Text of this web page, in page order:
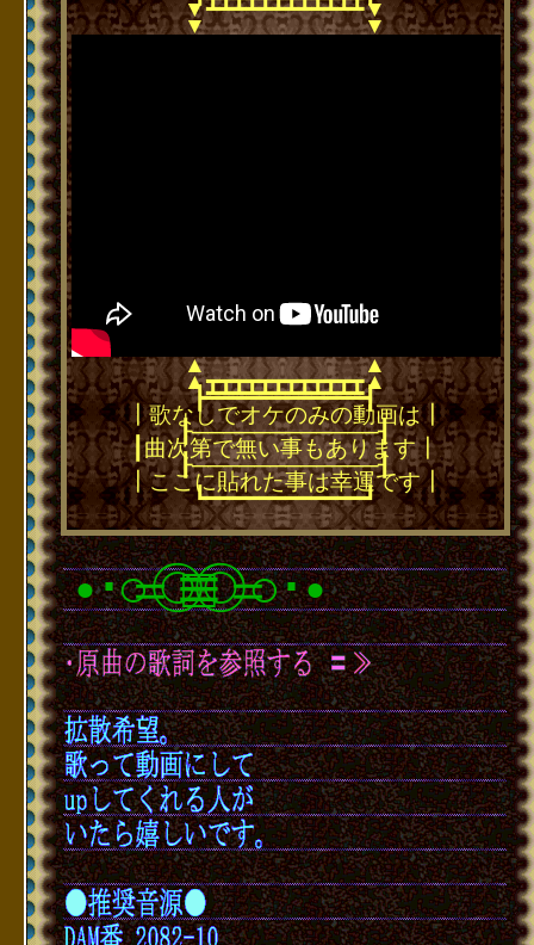
▼ ▼
▼
┻┻┻┻┻┻┻┻┻┻┻┻
▼
▲
┳┳┳┳┳┳┳┳┳┳┳┳
▲
▲━━━━━━━━━━━━▲
┣━━━━━━━━━━━━┫
┃歌なしでオケのみの動画は┃
┠────────────┨
┃曲次第で無い事もあります┃
┠────────────┨
┃ここに貼れた事は幸運です┃
┗━━━━━━━━━━━━┛
●･○＝◎≡□≡◎＝○･●